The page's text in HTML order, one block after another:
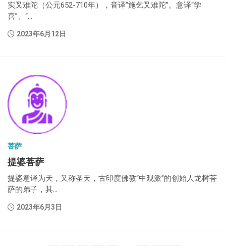
实叉难陀（公元652-710年），音译“施乞叉难陀”。意译“学
喜”、“...
2023年6月12日
菩萨
提婆菩萨
提婆意译为天，又称圣天，古印度佛教“中观派”的创始人龙树菩
萨的弟子，其...
2023年6月3日